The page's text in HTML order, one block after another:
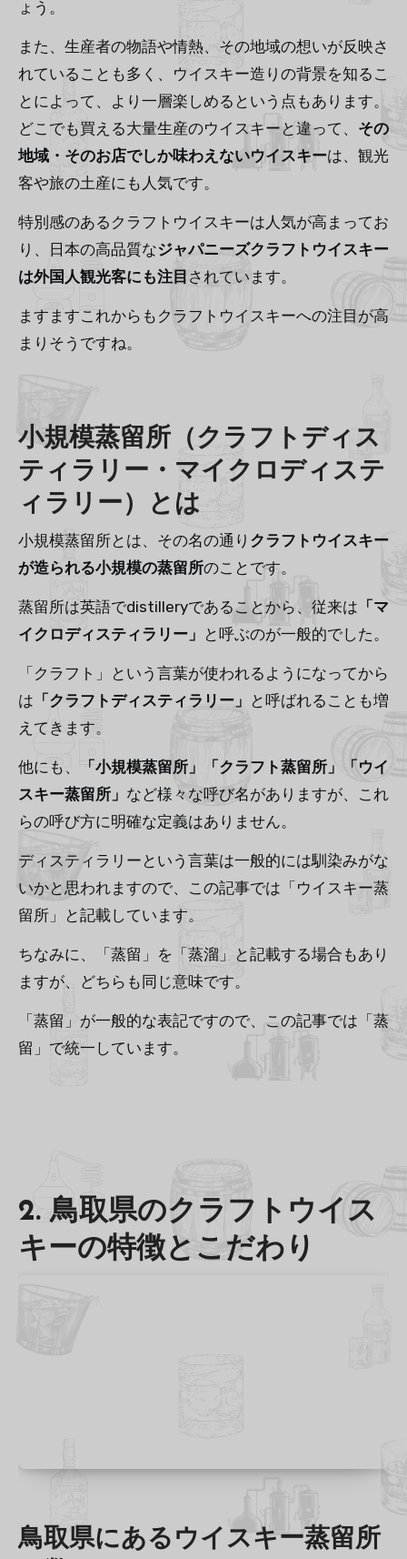
ょう。
また、生産者の物語や情熱、その地域の想いが反映さ
れていることも多く、ウイスキー造りの背景を知るこ
とによって、より一層楽しめるという点もあります。
どこでも買える大量生産のウイスキーと違って、 その
地域・そのお店でしか味わえないウイスキーは、観光
客や旅の土産にも人気です。
特別感のあるクラフトウイスキーは人気が高まってお
り、日本の高品質なジャパニーズクラフトウイスキー
は外国人観光客にも注目 されています。
ますますこれからもクラフトウイスキーへの注目が高
まりそうですね。
小規模蒸留所（クラフトディス
ティラリー・マイクロディステ
ィラリー）とは
小規模蒸留所とは、その名の通り クラフトウイスキー
が造られる小規模の蒸留所のことです。
蒸留所は英語でdistilleryであることから、従来は 「マ
イクロディスティラリー」 と呼ぶのが一般的でした。
「クラフト」という言葉が使われるようになってから
は 「クラフトディスティラリー」 と呼ばれることも増
えてきます。
他にも、
「小規模蒸留所」「クラフト蒸留所」「ウイ
スキー蒸留所」 など様々な呼び名がありますが、これ
らの呼び方に明確な定義はありません。
ディスティラリーという言葉は一般的には馴染みがな
いかと思われますので、この記事では「ウイスキー蒸
留所」と記載しています。
ちなみに、「蒸留」を「蒸溜」と記載する場合もあり
ますが、どちらも同じ意味です。
「蒸留」が一般的な表記ですので、この記事では「蒸
留」で統一しています。
2. 鳥取県のクラフトウイス
キーの特徴とこだわり
鳥取県にあるウイスキー蒸留所